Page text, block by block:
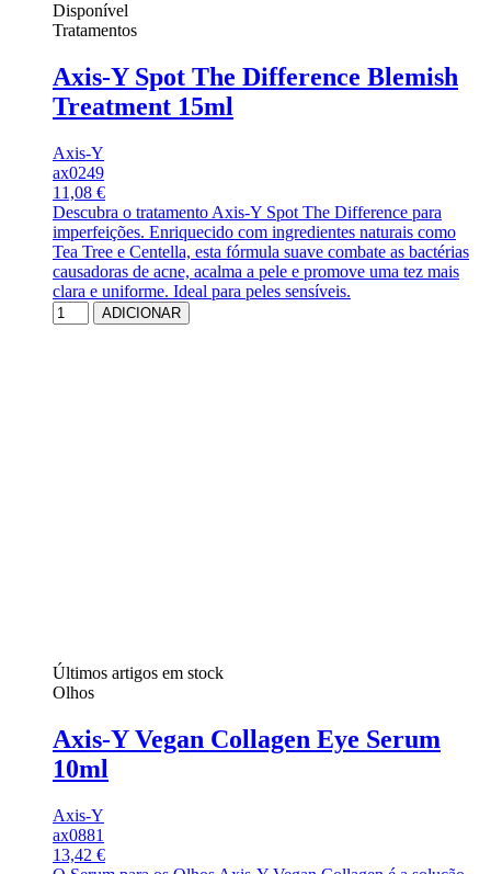
Disponível
Tratamentos
Axis-Y Spot The Difference Blemish
Treatment 15ml
Axis-Y
ax0249
11,08 €
Descubra o tratamento Axis-Y Spot The Difference para
imperfeições. Enriquecido com ingredientes naturais como
Tea Tree e Centella, esta fórmula suave combate as bactérias
causadoras de acne, acalma a pele e promove uma tez mais
clara e uniforme. Ideal para peles sensíveis.
ADICIONAR
Últimos artigos em stock
Olhos
Axis-Y Vegan Collagen Eye Serum
10ml
Axis-Y
ax0881
13,42 €